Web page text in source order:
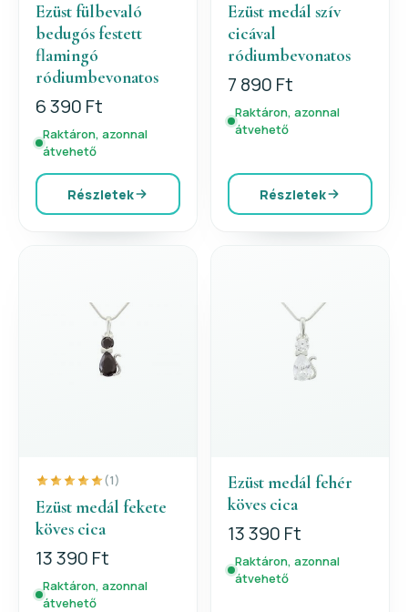
Ezüst fülbevaló
bedugós festett
flamingó
ródiumbevonatos
6 390 Ft
Raktáron, azonnal
átvehető
Részletek
Ezüst medál szív
cicával
ródiumbevonatos
7 890 Ft
Raktáron, azonnal
átvehető
Részletek
(1)
Ezüst medál fekete
köves cica
13 390 Ft
Raktáron, azonnal
átvehető
Ezüst medál fehér
köves cica
13 390 Ft
Raktáron, azonnal
átvehető